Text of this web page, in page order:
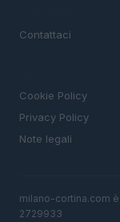
Contattaci
Cookie Policy
Privacy Policy
Note legali
milano-cortina.com
2729933